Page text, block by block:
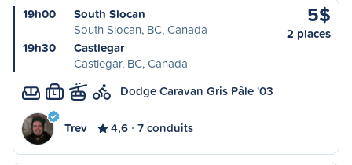
19h00
South Slocan
South Slocan, BC, Canada
19h30
Castlegar
Castlegar, BC, Canada
5$
2 places
L Dodge Caravan Gris Pâle '03
Trev 4,6 7 conduits